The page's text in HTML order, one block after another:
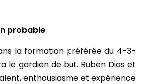
probable
la formation préférée du 4-3-
le gardien de but. Ruben Dias et
enthousiasme et expérience